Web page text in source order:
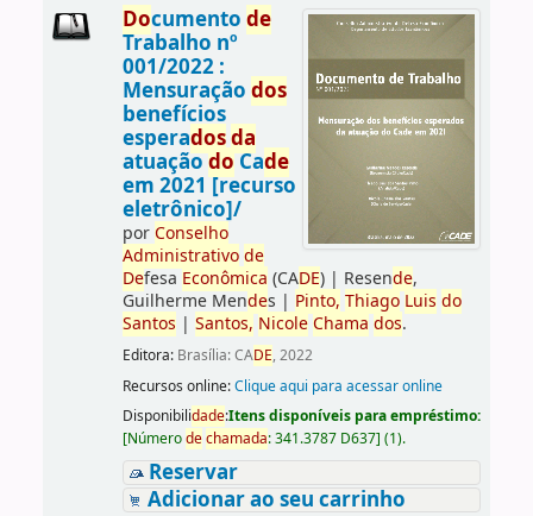
Documento de
Trabalho nº
001/2022 :
Mensuração dos
benefícios
esperadosda
atuaçãodoCade
em 2021 [recurso
eletrônico]/
porConselho
Administrativo de
Defesa Econômica (CADE)| Resende,
Guilherme Mendes | Pinto, Thiago Luis do
Santos | Santos, Nicole Chama dos.
Editora: Brasília: CADE, 2022
Recursos online:Clique aqui para acessar online
Disponibilidade:Itens disponíveis para empréstimo:
[Númerodechamada:341.3787 D637] (1).
Reservar
Adicionar ao seu carrinho